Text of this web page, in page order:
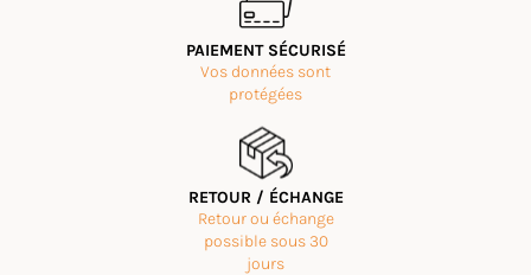
PAIEMENT SÉCURISÉ
Vos données sont
protégées
RETOUR / ÉCHANGE
Retour ou échange
possible sous 30
jours